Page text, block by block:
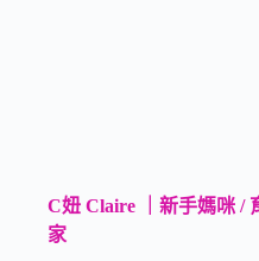
C妞 Claire ｜新手媽咪 /
家